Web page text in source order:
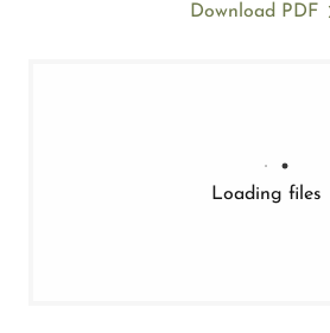
Download PDF
Loading files